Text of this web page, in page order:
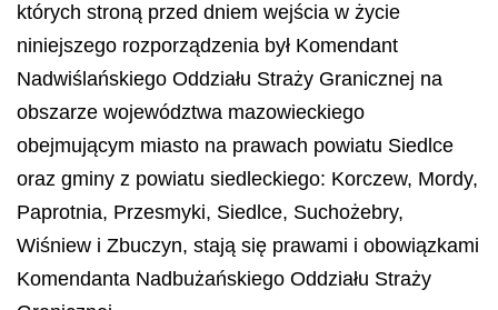
których stroną przed dniem wejścia w życie
niniejszego rozporządzenia był Komendant
Nadwiślańskiego Oddziału Straży Granicznej na
obszarze województwa mazowieckiego
obejmującym miasto na prawach powiatu Siedlce
oraz gminy z powiatu siedleckiego: Korczew, Mordy,
Paprotnia, Przesmyki, Siedlce, Suchożebry,
Wiśniew i Zbuczyn, stają się prawami i obowiązkami
Komendanta Nadbużańskiego Oddziału Straży